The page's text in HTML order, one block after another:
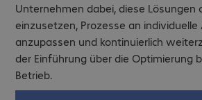
Unternehmen dabei, diese Lösungen
einzusetzen, Prozesse an
anzupassen und kontinuierlich
der Einführung über die Optimierung
Betrieb.